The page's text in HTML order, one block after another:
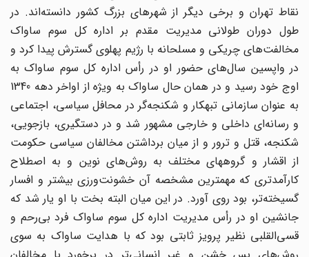
نقاط تهران و برخی دیگر از شهرهای بزرگ کشور دانسته‌اند. در
طول دوران طولانی مدیریت مقدم بر اداره کل سوم ساواک
مخالفت‌های چریکی و مسلحانه با رژیم پهلوی گسترش پیدا کرد و
در واپسین سال‌های حضور او در رأس اداره کل سوم ساواک به
اوج خود رسید و در همان حال ساواک به ویژه از اواخر دهه 1340
به عنوان سازمانی تبهکار و شکنجه‌گر در محافل سیاسی، اجتماعی
و رسانه‌ای داخلی و خارجی مشهور شد و در دستگیری، بازجویی،
شکنجه، قتل و ترور و از میان برداشتن مخالفان سیاسی حکومت
از اقشار و گروههای مختلف به روش‌های نوین و به اصطلاح
کارآمدتری که مهمترین مشخصه آن خشونت‌ورزی بیشتر و افسار
گسیخته‌تر، بود روی آورد. در این میان البته بخت با او یار شد که
جانشین او در رأس مدیریت اداره کل سوم ساواک فرد بی‌رحم و
قسی‌‌القلبی نظیر پرویز ثابتی بود که با هدایت ساواک به سوی